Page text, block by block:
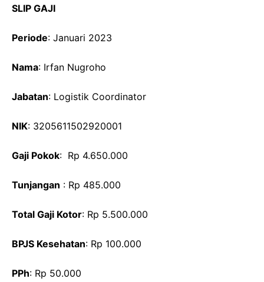
SLIP GAJI
Periode: Januari 2023
Nama: Irfan Nugroho
Jabatan: Logistik Coordinator
NIK: 3205611502920001
Gaji Pokok: Rp 4.650.000
Tunjangan : Rp 485.000
Total Gaji Kotor: Rp 5.500.000
BPJS Kesehatan: Rp 100.000
PPh: Rp 50.000